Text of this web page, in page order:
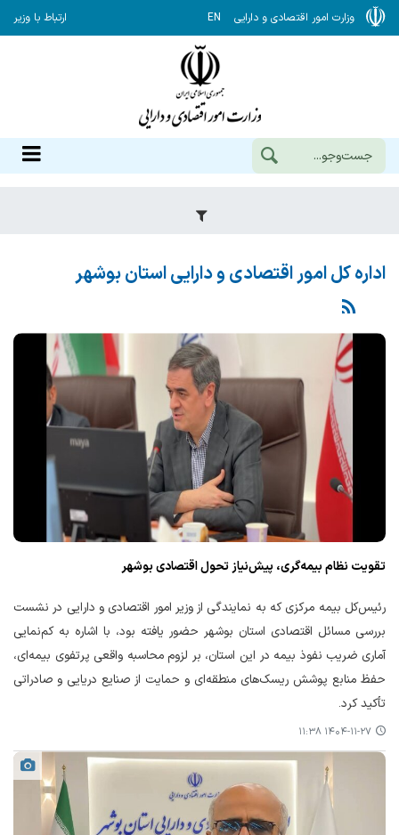
وزارت امور اقتصادی و دارایی EN ارتباط با وزیر
اداره کل امور اقتصادی و دارایی استان بوشهر
تقویت نظام بیمه‌گری، پیش‌نیاز تحول اقتصادی بوشهر
رئیس‌کل بیمه مرکزی که به نمایندگی از وزیر امور اقتصادی و دارایی در نشست
بررسی مسائل اقتصادی استان بوشهر حضور یافته بود، با اشاره به کم‌نمایی
آماری ضریب نفوذ بیمه در این استان، بر لزوم محاسبه واقعی پرتفوی بیمه‌ای،
حفظ منابع پوشش ریسک‌های منطقه‌ای و حمایت از صنایع دریایی و صادراتی
تأکید کرد.
۱۴۰۴-۱۱-۲۷ ۱۱:۳۸